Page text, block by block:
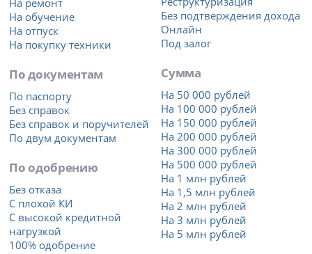
На ремонт
На обучение
На отпуск
На покупку техники
По документам
По паспорту
Без справок
Без справок и поручителей
По двум документам
По одобрению
Без отказа
С плохой КИ
С высокой кредитной
нагрузкой
100% одобрение
Без подтверждения дохода
Онлайн
Под залог
Сумма
На 50 000 рублей
На 100 000 рублей
На 150 000 рублей
На 200 000 рублей
На 300 000 рублей
На 500 000 рублей
На 1 млн рублей
На 1,5 млн рублей
На 2 млн рублей
На 3 млн рублей
На 5 млн рублей